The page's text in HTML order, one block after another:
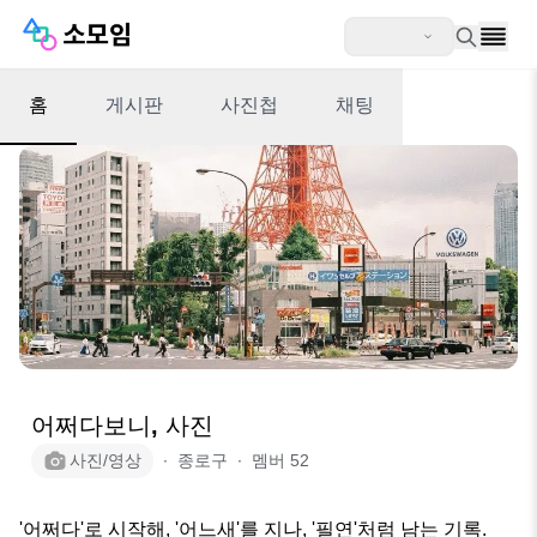
홈 게시판 사진첩 채팅
어쩌다보니, 사진
사진/영상 ∙ 종로구 ∙ 멤버 52
'어쩌다'로 시작해, '어느새'를 지나, '필연'처럼 남는 기록.